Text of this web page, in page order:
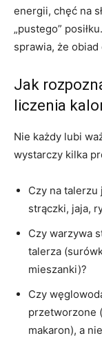
energii, chęć na
„pustego”
sprawia, że obiad
Jak
liczenia
Nie każdy lubi
wystarczy kilka
Czy na talerzu
strączki, jaja,
Czy warzywa
talerza
mieszanki)?
Czy
przetworzone
makaron), a